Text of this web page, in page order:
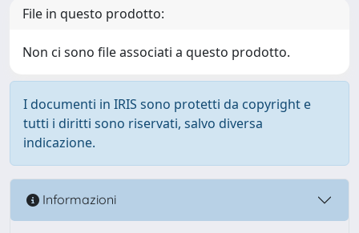
File in questo prodotto:
Non ci sono file associati a questo prodotto.
I documenti in IRIS sono protetti da copyright e
tutti i diritti sono riservati, salvo diversa
indicazione.
Informazioni